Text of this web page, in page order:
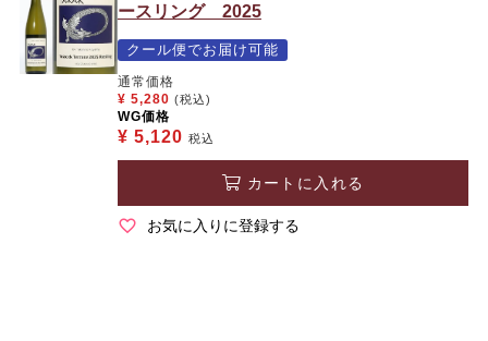
ースリング 2025
クール便でお届け可能
通常価格
¥ 5,280 (税込)
WG価格
¥ 5,120 税込
カートに入れる
お気に入りに登録する